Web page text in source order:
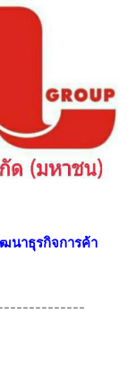
นาธุรกิจการค้า